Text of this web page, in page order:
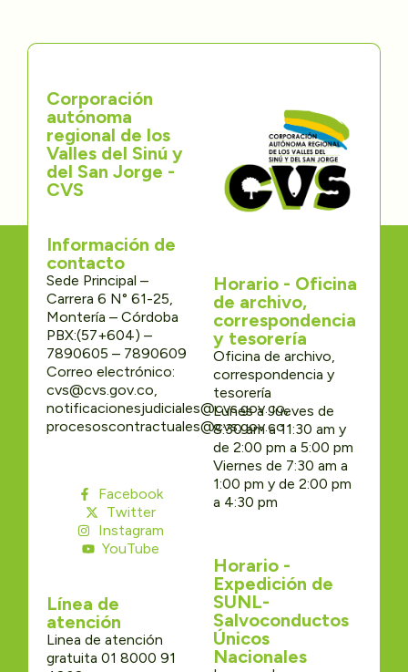
Corporación
autónoma
regional de los
Valles del Sinú y
del San Jorge -
CVS
Información de
contacto
Sede Principal –
Carrera 6 N° 61-25,
Montería – Córdoba
PBX:(57+604) –
7890605 – 7890609
Correo electrónico:
cvs@cvs.gov.co,
notificacionesjudiciales@cvs.gov.co,
procesoscontractuales@cvs.gov.co
Facebook
Twitter
Instagram
YouTube
Línea de
atención
Linea de atención
gratuita 01 8000 91
Horario - Oficina
de archivo,
correspondencia
y tesorería
Oficina de archivo,
correspondencia y
tesorería
Lunes a Jueves de
8:30 am a 11:30 am y
de 2:00 pm a 5:00 pm
Viernes de 7:30 am a
1:00 pm y de 2:00 pm
a 4:30 pm
Horario -
Expedición de
SUNL-
Salvoconductos
Únicos
Nacionales